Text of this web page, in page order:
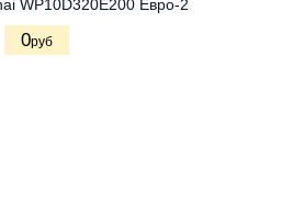
WP10D320E200 Евро-2
0руб